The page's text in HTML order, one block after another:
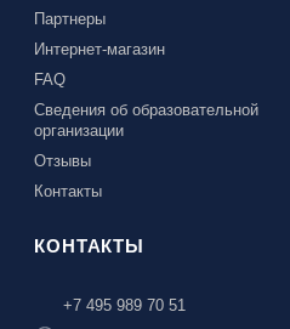
Партнеры
Интернет-магазин
FAQ
Сведения об образовательной
организации
Отзывы
Контакты
КОНТАКТЫ
+7 495 989 70 51